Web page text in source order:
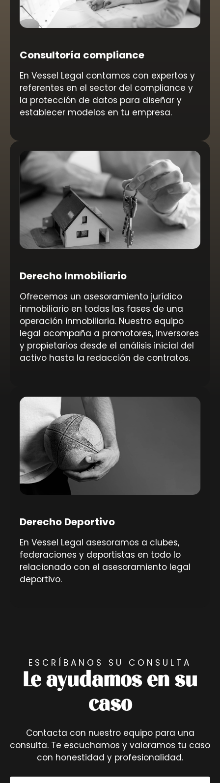
Consultoría compliance
En Vessel Legal contamos con expertos y
referentes en el sector del compliance y
la protección de datos para diseñar y
establecer modelos en tu empresa.
Derecho Inmobiliario
Ofrecemos un asesoramiento jurídico
inmobiliario en todas las fases de una
operación inmobiliaria. Nuestro equipo
legal acompaña a promotores, inversores
y propietarios desde el análisis inicial del
activo hasta la redacción de contratos.
Derecho Deportivo
En Vessel Legal asesoramos a clubes,
federaciones y deportistas en todo lo
relacionado con el asesoramiento legal
deportivo.
ESCRÍBANOS SU CONSULTA
Le ayudamos en su
caso
Contacta con nuestro equipo para una
consulta. Te escuchamos y valoramos tu caso
con honestidad y profesionalidad.